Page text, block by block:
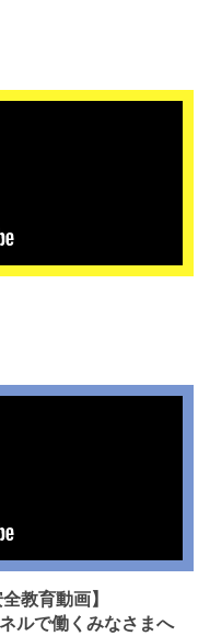
教育動画】
ルで働くみなさまへ